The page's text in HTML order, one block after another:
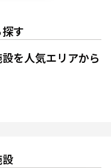
す
を人気エリアから